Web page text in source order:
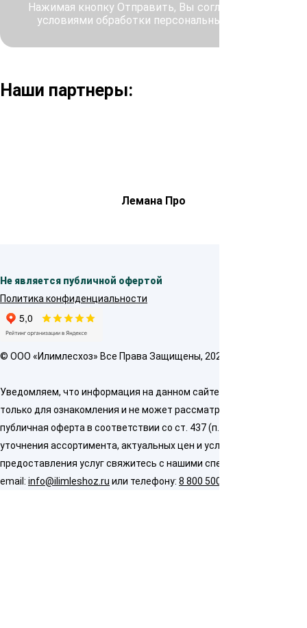
Нажимая кнопку Отправить, Вы соглашаетесь с
условиями обработки персональных данных
Наши партнеры:
Лемана Про
Не является публичной офертой
Политика конфиденциальности
© OOO «Илимлесхоз» Все Права Защищены, 2026
Уведомляем, что информация на данном сайте предназначена
только для ознакомления и не может рассматриваться как
публичная оферта в соответствии со ст. 437 (п. 2) ГК РФ. Для
уточнения ассортимента, актуальных цен и условий
предоставления услуг свяжитесь с нашими специалистами по
email: info@ilimleshoz.ru или телефону: 8 800 500 5437